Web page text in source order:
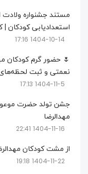
مستند جشنواره
استعدادیابی کودکان |
1404-10-14 17:16
🌷 حضور گرم کودکان
نعمتی و ثبت
1404-11-5 17:13
جشن تولد حضرت
مهدالرضا
1404-11-16 22:41
از مشت کودکان
1404-11-22 19:18